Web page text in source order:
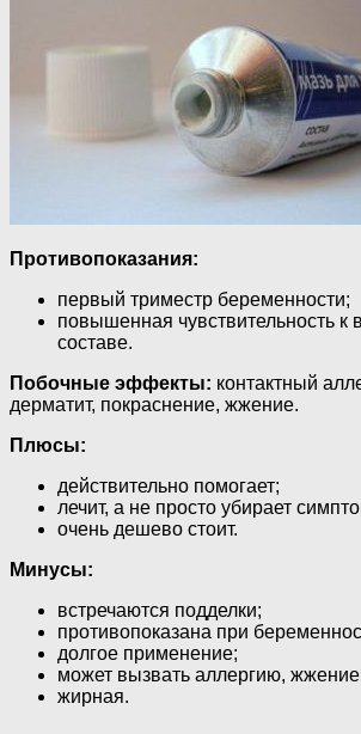
Противопоказания:
первый триместр беременности;
повышенная чувствительность к
составе.
Побочные эффекты: контактный
дерматит, покраснение, жжение.
Плюсы:
действительно помогает;
лечит, а не просто убирает
очень дешево стоит.
Минусы:
встречаются подделки;
противопоказана при
долгое применение;
может вызвать аллергию,
жирная.